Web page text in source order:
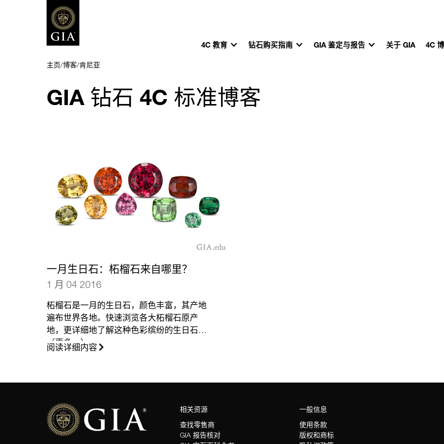
4C 教育 钻石购买指南 GIA 鉴定与报告 关于 GIA 4C
主页/博客/肯尼亚
GIA 钻石 4C 标准博客
一月生日石：柘榴石来自哪里？
1 月 04 2016
柘榴石是一月的生日石，颜色丰富，其产地
遍布世界各地。快速浏览各大柘榴石原产
地，更详细地了解这种色彩缤纷的生日石。
（更多…）
阅读详细内容
相关资源
查找零售商
GIA 报告核对
一般信息
使用条款
版权和商标